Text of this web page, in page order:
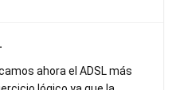
ahora el ADSL más